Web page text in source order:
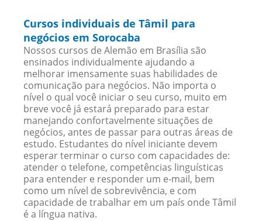
Cursos individuais de Tâmil para
negócios em Sorocaba
Nossos cursos de Alemão em Brasília são
ensinados individualmente ajudando a
melhorar imensamente suas habilidades de
comunicação para negócios. Não importa o
nível o qual você iniciar o seu curso, muito em
breve você já estará preparado para estar
manejando confortavelmente situações de
negócios, antes de passar para outras áreas de
estudo. Estudantes do nível iniciante devem
esperar terminar o curso com capacidades de:
atender o telefone, competências linguísticas
para entender e responder um e-mail, bem
como um nível de sobrevivência, e com
capacidade de trabalhar em um país onde Tâmil
é a língua nativa.